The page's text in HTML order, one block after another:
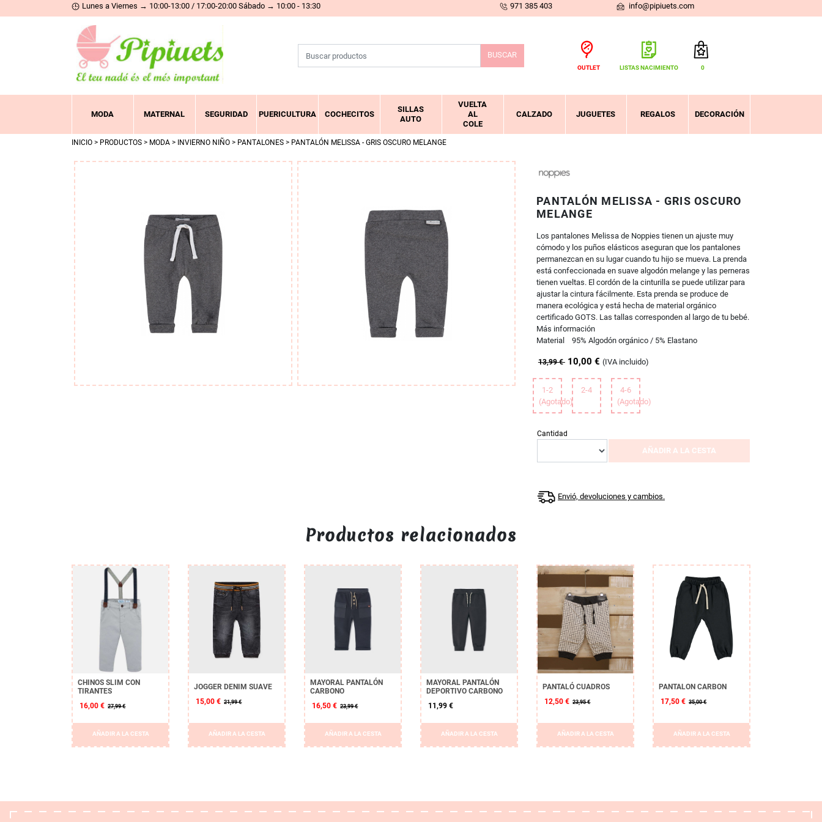
Lunes a Viernes → 10:00-13:00 / 17:00-20:00 Sábado → 10:00 - 13:30 971 385 403 info@pipiuets.com
BUSCAR
OUTLET LISTAS NACIMIENTO 0
VER CESTA
MODA MATERNAL SEGURIDAD PUERICULTURA COCHECITOS
SILLAS
AUTO
VUELTA
AL
COLE
CALZADO JUGUETES REGALOS DECORACIÓN
INICIO > PRODUCTOS > MODA > INVIERNO NIÑO > PANTALONES > PANTALÓN MELISSA - GRIS OSCURO MELANGE
PANTALÓN MELISSA - GRIS OSCURO
MELANGE
Los pantalones Melissa de Noppies tienen un ajuste muy
cómodo y los puños elásticos aseguran que los pantalones
permanezcan en su lugar cuando tu hijo se mueva. La prenda
está confeccionada en suave algodón melange y las perneras
tienen vueltas. El cordón de la cinturilla se puede utilizar para
ajustar la cintura fácilmente. Esta prenda se produce de
manera ecológica y está hecha de material orgánico
certificado GOTS. Las tallas corresponden al largo de tu bebé.
Más información
Material 95% Algodón orgánico / 5% Elastano
13,99 € 10,00 € (IVA incluido)
1-2
(Agotado)
2-4
4-6
(Agotado)
Cantidad
AÑADIR A LA CESTA
Envió, devoluciones y cambios.
Productos relacionados
CHINOS SLIM CON
TIRANTES
16,00 € 27,99 €
AÑADIR A LA CESTA
JOGGER DENIM SUAVE
15,00 € 21,99 €
AÑADIR A LA CESTA
MAYORAL PANTALÓN
CARBONO
16,50 € 23,99 €
AÑADIR A LA CESTA
MAYORAL PANTALÓN
DEPORTIVO CARBONO
11,99 €
AÑADIR A LA CESTA
PANTALÓ CUADROS
12,50 € 23,95 €
AÑADIR A LA CESTA
PANTALON CARBON
17,50 € 35,00 €
AÑADIR A LA CESTA